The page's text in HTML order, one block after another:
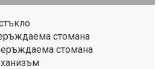
стомана
стомана